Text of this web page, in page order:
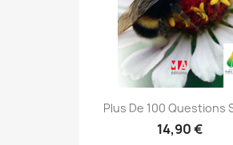
Plus De 100 Questions
14,90 €